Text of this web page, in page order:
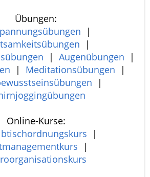
Übungen:
|
|
| Augenübungen |
| Meditationsübungen |
|
Online-Kurse:
|
|